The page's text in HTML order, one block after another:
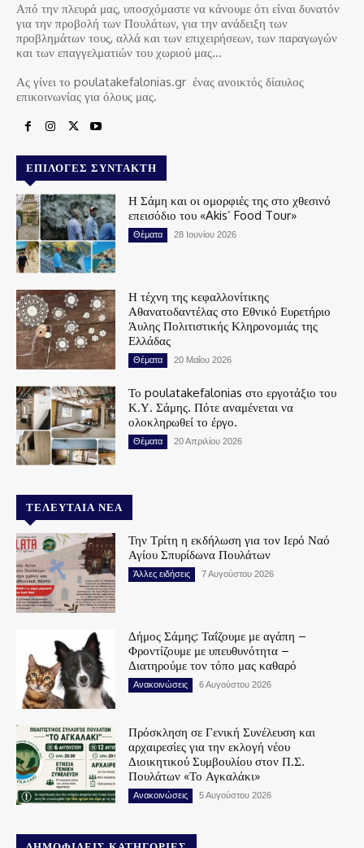
Από την πλευρά μας, υποσχόμαστε να κάνουμε ότι είναι δυνατόν
για την προβολή των Πουλάτων, για την ανάδειξη των
προβλημάτων τους, αλλά και των επιχειρήσεων, των παραγωγών
και των επαγγελματιών του χωριού μας…
Ας γίνει το poulatakefalonias.gr ένας ανοικτός δίαυλος
επικοινωνίας για όλους μας.
ΕΠΙΛΟΓΈΣ ΣΥΝΤΆΚΤΗ
Η Σάμη και οι ομορφιές της στο χθεσινό
επεισόδιο του «Akis’ Food Tour»
Θέματα 28 Ιουνίου 2026
Η τέχνη της κεφαλλονίτικης
Αθανατοδαντέλας στο Εθνικό Ευρετήριο
Άυλης Πολιτιστικής Κληρονομιάς της
Ελλάδας
Θέματα 20 Μαΐου 2026
Το poulatakefalonias στο εργοτάξιο του
Κ.Υ. Σάμης. Πότε αναμένεται να
ολοκληρωθεί το έργο.
Θέματα 20 Απριλίου 2026
ΤΕΛΕΥΤΑΊΑ ΝΈΑ
Την Τρίτη η εκδήλωση για τον Ιερό Ναό
Αγίου Σπυρίδωνα Πουλάτων
Άλλες ειδήσεις 7 Αυγούστου 2026
Δήμος Σάμης: Ταΐζουμε με αγάπη –
Φροντίζουμε με υπευθυνότητα –
Διατηρούμε τον τόπο μας καθαρό
Ανακοινώσεις 6 Αυγούστου 2026
Πρόσκληση σε Γενική Συνέλευση και
αρχαιρεσίες για την εκλογή νέου
Διοικητικού Συμβουλίου στον Π.Σ.
Πουλάτων «Το Αγκαλάκι»
Ανακοινώσεις 5 Αυγούστου 2026